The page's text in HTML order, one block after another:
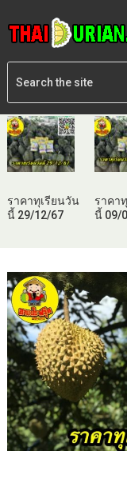
ราคาทุเรียนวัน
นี้ 29/12/67
ราคา
นี้ 09/